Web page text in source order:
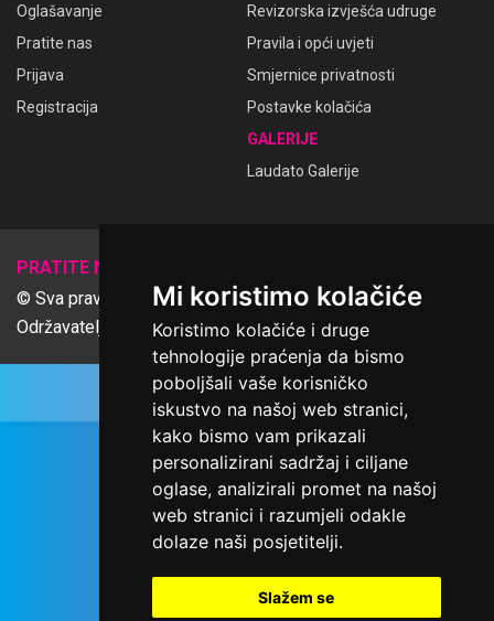
Mi koristimo kolačiće
Koristimo kolačiće i druge
tehnologije praćenja da bismo
poboljšali vaše korisničko
iskustvo na našoj web stranici,
kako bismo vam prikazali
personalizirani sadržaj i ciljane
oglase, analizirali promet na našoj
web stranici i razumjeli odakle
dolaze naši posjetitelji.
Slažem se
Oglašavanje
Pratite nas
Prijava
Registracija
Revizorska izvješća udruge
Pravila i opći uvjeti
Smjernice privatnosti
Postavke kolačića
GALERIJE
Laudato Galerije
PRATITE NAS
© Sva prava pridržana Udruga Ime dobrote
Održavatelj Netcom d.o.o., Riva 6, Rijeka